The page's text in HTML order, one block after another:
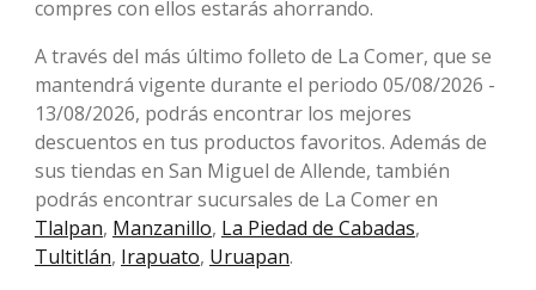
compres con ellos estarás ahorrando.
A través del más último folleto de La Comer, que se
mantendrá vigente durante el periodo 05/08/2026 -
13/08/2026, podrás encontrar los mejores
descuentos en tus productos favoritos. Además de
sus tiendas en San Miguel de Allende, también
podrás encontrar sucursales de La Comer en
Tlalpan, Manzanillo, La Piedad de Cabadas,
Tultitlán, Irapuato, Uruapan.